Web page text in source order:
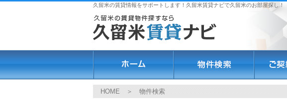
久留米の賃貸情報をサポートします！久留米賃貸ナビで久留米のお部屋探し！
HOME ＞ 物件検索